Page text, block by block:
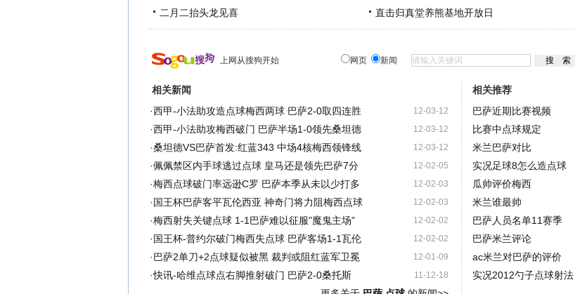
二月二抬头龙见喜 直击归真堂养熊基地开放日
上网从搜狗开始 网页 新闻
相关新闻
12-03-12
·西甲-小法助攻造点球梅西两球 巴萨2-0取四连胜
12-03-12
·西甲-小法助攻梅西破门 巴萨半场1-0领先桑坦德
12-03-12
·桑坦德VS巴萨首发:红蓝343 中场4核梅西领锋线
12-02-05
·佩佩禁区内手球逃过点球 皇马还是领先巴萨7分
12-02-03
·梅西点球破门率远逊C罗 巴萨本季从未以少打多
12-02-03
· 国王杯巴萨客平瓦伦西亚 神奇门将力阻梅西点球
12-02-02
·梅西射失关键点球 1-1巴萨难以征服"魔鬼主场"
12-02-02
· 国王杯-普约尔破门梅西失点球 巴萨客场1-1瓦伦
12-01-09
·巴萨2单刀+2点球疑似被黑 裁判或阻红蓝军卫冕
11-12-18
·快讯-哈维点球点右脚推射破门 巴萨2-0桑托斯
相关推荐
巴萨近期比赛视频
比赛中点球规定
米兰巴萨对比
实况足球8怎么造点球
瓜帅评价梅西
米兰谁最帅
巴萨人员名单11赛季
巴萨米兰评论
ac米兰对巴萨的评价
实况2012勺子点球射法